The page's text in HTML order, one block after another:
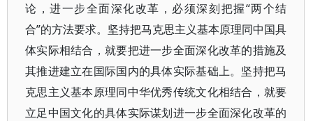
论，进一步全面深化改革，必须深刻把握“两个结
合”的方法要求。坚持把马克思主义基本原理同中国具
体实际相结合，就要把进一步全面深化改革的措施及
其推进建立在国际国内的具体实际基础上。坚持把马
克思主义基本原理同中华优秀传统文化相结合，就要
立足中国文化的具体实际谋划进一步全面深化改革的